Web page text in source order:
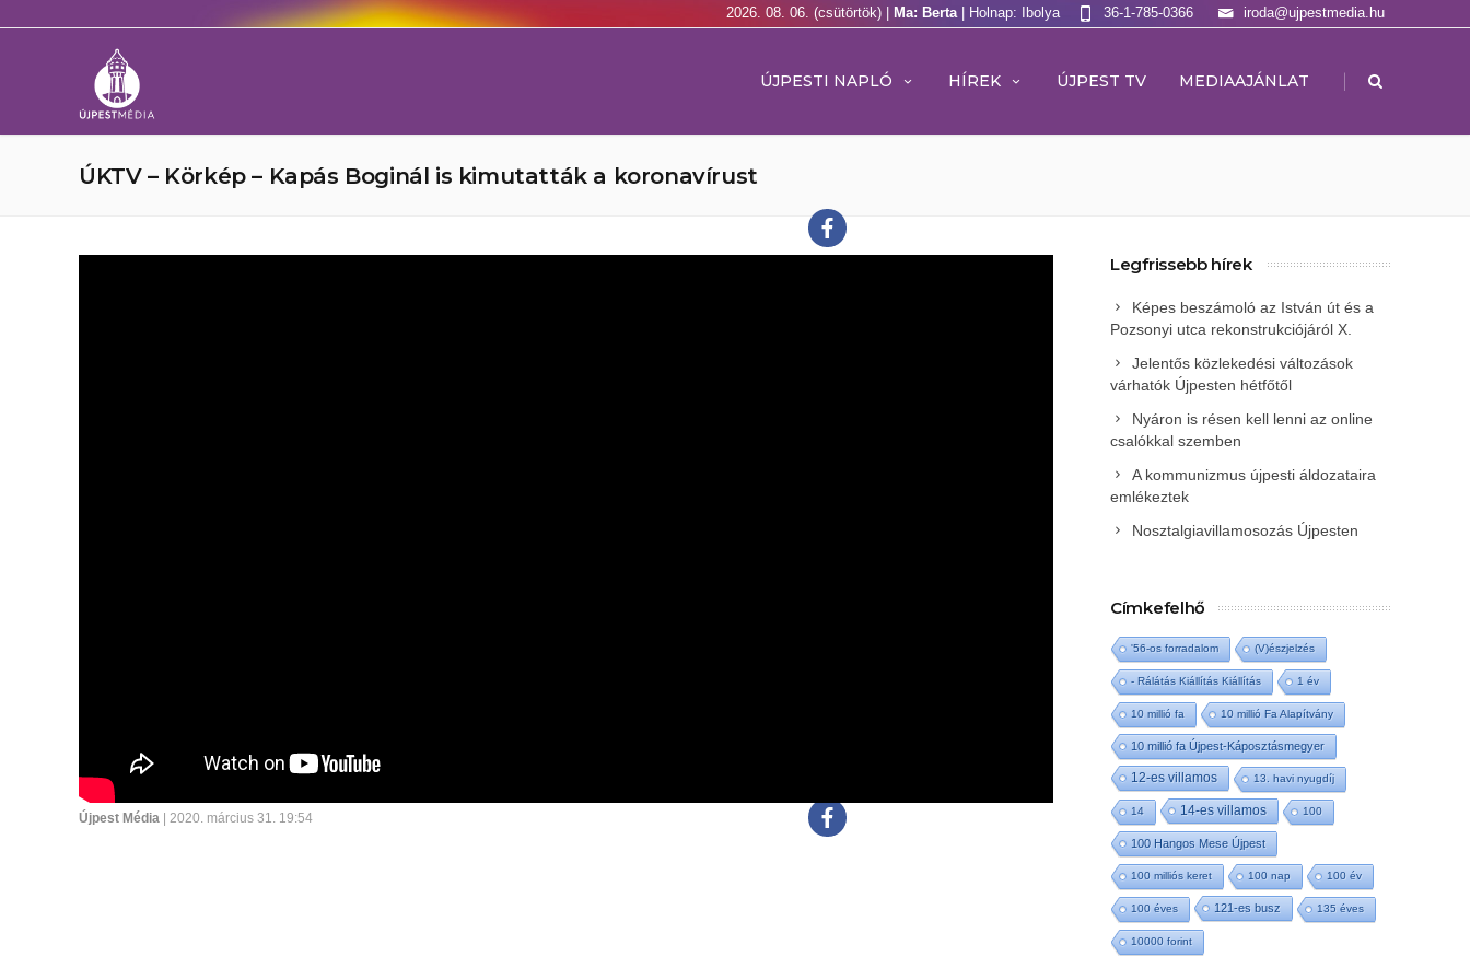
2026. 08. 06. (csütörtök) | Ma: Berta | Holnap: Ibolya iroda@ujpestmedia.hu
36-1-785-0366
ÚJPESTI NAPLÓ HÍREK ÚJPEST TV MEDIAAJÁNLAT |
ÚKTV – Körkép – Kapás Boginál is kimutatták a koronavírust
Újpest Média | 2020. március 31. 19:54
Legfrissebb hírek
Képes beszámoló az István út és a
Pozsonyi utca rekonstrukciójáról X.
Jelentős közlekedési változások
várhatók Újpesten hétfőtől
Nyáron is résen kell lenni az online
csalókkal szemben
A kommunizmus újpesti áldozataira
emlékeztek
Nosztalgiavillamosozás Újpesten
Címkefelhő
'56-os forradalom (V)észjelzés
- Rálátás Kiállítás Kiállítás 1 év
10 millió fa 10 millió Fa Alapítvány
10 millió fa Újpest-Káposztásmegyer
12-es villamos 13. havi nyugdíj
14 14-es villamos 100
100 Hangos Mese Újpest
100 milliós keret 100 nap 100 év
100 éves 121-es busz 135 éves
10000 forint